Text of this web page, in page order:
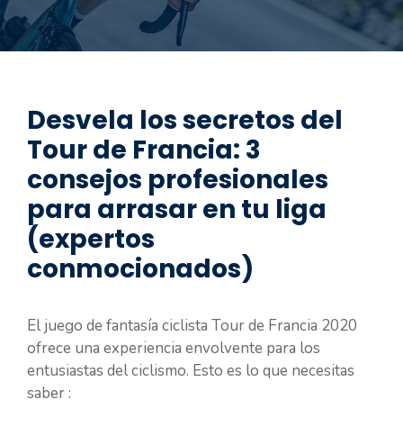
Desvela los secretos del
Tour de Francia: 3
consejos profesionales
para arrasar en tu liga
(expertos
conmocionados)
El juego de fantasía ciclista Tour de Francia 2020
ofrece una experiencia envolvente para los
entusiastas del ciclismo. Esto es lo que necesitas
saber :